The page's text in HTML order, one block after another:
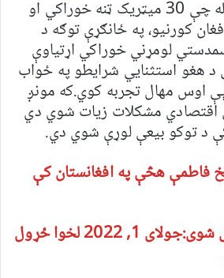
افغانستان ته واستوله چې 30 میټریک ټنه خوراکي او
کورنیو، په ځانګړې توګه د
لومړني خوراکي اړتیاوې
هغو استثنايي شرایطو په ځواب
اوس مهال تجربه کوي.که مونږ
اقتصادي مشکلات زیات شوي دي
د توکو بیعې لوړې شوي دي.
فاطمې هڅې په افغانستان کې
ځړول شوی:جولای 1, 2022 لخوا ځړول